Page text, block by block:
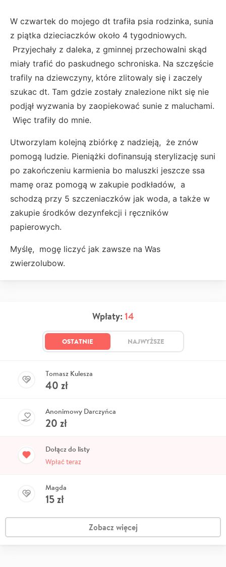
W czwartek do mojego dt trafiła psia rodzinka, sunia
z piątka dzieciaczków około 4 tygodniowych.
Przyjechały z daleka, z gminnej przechowalni skąd
miały trafić do paskudnego schroniska. Na szczęście
trafily na dziewczyny, które zlitowaly się i zaczely
szukac dt. Tam gdzie zostały znalezione nikt się nie
podjął wyzwania by zaopiekować sunie z maluchami.
Więc trafiły do mnie.
Utworzylam kolejną zbiórkę z nadzieją, że znów
pomogą ludzie. Pieniążki dofinansują sterylizację suni
po zakończeniu karmienia bo maluszki jeszcze ssa
mamę oraz pomogą w zakupie podkładów, a
schodzą przy 5 szczeniaczków jak woda, a także w
zakupie środków dezynfekcji i ręczników
papierowych.
Myślę, mogę liczyć jak zawsze na Was
zwierzolubow.
Wpłaty: 14
OSTATNIE NAJWYŻSZE
Tomasz Kulesza
40 zł
Anonimowy Darczyńca
20 zł
Dołącz do listy
Wpłać teraz
Magda
15zł
Zobacz więcej